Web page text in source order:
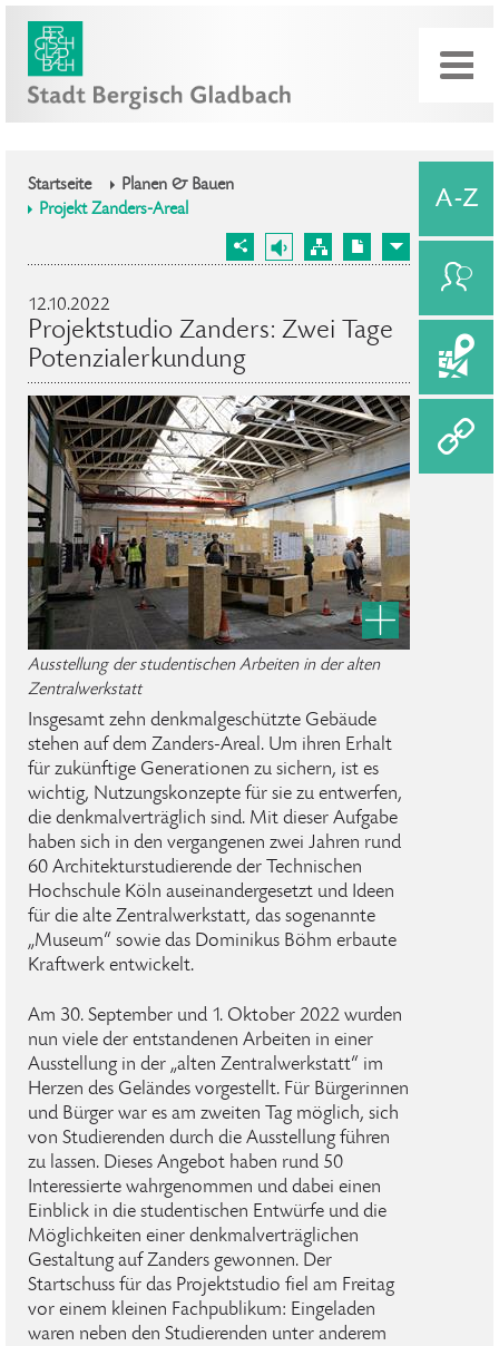
Startseite
Planen & Bauen
Projekt Zanders-Areal
12.10.2022
Projektstudio Zanders: Zwei Tage
Potenzialerkundung
Ausstellung der studentischen Arbeiten in der alten
Zentralwerkstatt
Insgesamt zehn denkmalgeschützte Gebäude
stehen auf dem Zanders-Areal. Um ihren Erhalt
für zukünftige Generationen zu sichern, ist es
wichtig, Nutzungskonzepte für sie zu entwerfen,
die denkmalverträglich sind. Mit dieser Aufgabe
haben sich in den vergangenen zwei Jahren rund
60 Architekturstudierende der Technischen
Hochschule Köln auseinandergesetzt und Ideen
für die alte Zentralwerkstatt, das sogenannte
„Museum“ sowie das Dominikus Böhm erbaute
Kraftwerk entwickelt.
Am 30. September und 1. Oktober 2022 wurden
nun viele der entstandenen Arbeiten in einer
Ausstellung in der „alten Zentralwerkstatt“ im
Herzen des Geländes vorgestellt. Für Bürgerinnen
und Bürger war es am zweiten Tag möglich, sich
von Studierenden durch die Ausstellung führen
zu lassen. Dieses Angebot haben rund 50
Interessierte wahrgenommen und dabei einen
Einblick in die studentischen Entwürfe und die
Möglichkeiten einer denkmalverträglichen
Gestaltung auf Zanders gewonnen. Der
Startschuss für das Projektstudio fiel am Freitag
vor einem kleinen Fachpublikum: Eingeladen
waren neben den Studierenden unter anderem